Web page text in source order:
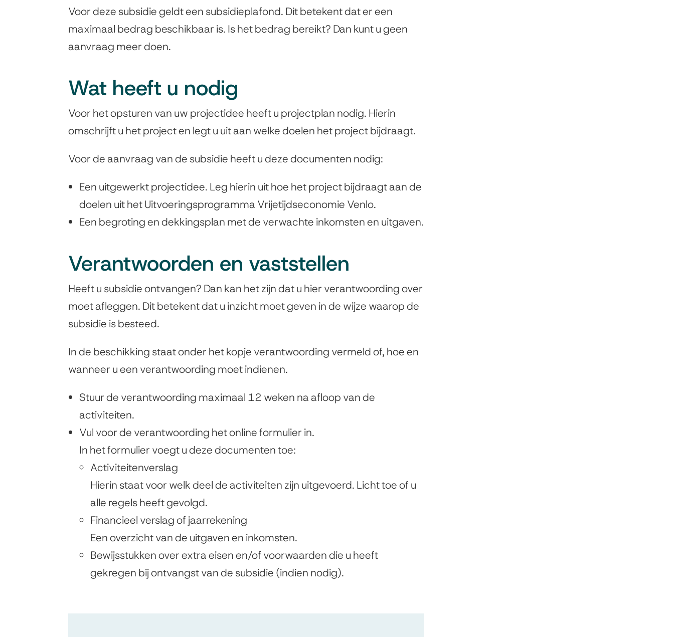
Voor deze subsidie geldt een subsidieplafond. Dit betekent dat er een
maximaal bedrag beschikbaar is. Is het bedrag bereikt? Dan kunt u geen
aanvraag meer doen.
Wat heeft u nodig
Voor het opsturen van uw projectidee heeft u projectplan nodig. Hierin
omschrijft u het project en legt u uit aan welke doelen het project bijdraagt.
Voor de aanvraag van de subsidie heeft u deze documenten nodig:
Een uitgewerkt projectidee. Leg hierin uit hoe het project bijdraagt aan de
doelen uit het Uitvoeringsprogramma Vrijetijdseconomie Venlo.
Een begroting en dekkingsplan met de verwachte inkomsten en uitgaven.
Verantwoorden en vaststellen
Heeft u subsidie ontvangen? Dan kan het zijn dat u hier verantwoording over
moet afleggen. Dit betekent dat u inzicht moet geven in de wijze waarop de
subsidie is besteed.
In de beschikking staat onder het kopje verantwoording vermeld of, hoe en
wanneer u een verantwoording moet indienen.
Stuur de verantwoording maximaal 12 weken na afloop van de
activiteiten.
Vul voor de verantwoording het online formulier in.
In het formulier voegt u deze documenten toe:
Activiteitenverslag
Hierin staat voor welk deel de activiteiten zijn uitgevoerd. Licht toe of u
alle regels heeft gevolgd.
Financieel verslag of jaarrekening
Een overzicht van de uitgaven en inkomsten.
Bewijsstukken over extra eisen en/of voorwaarden die u heeft
gekregen bij ontvangst van de subsidie (indien nodig).